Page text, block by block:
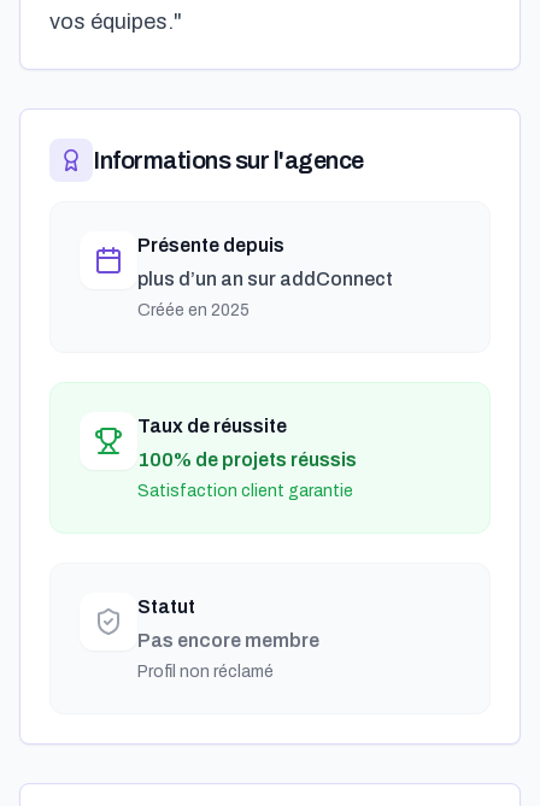
vos équipes."
Informations sur l'agence
Présente depuis
plus d’un an sur addConnect
Créée en 2025
Taux de réussite
100% de projets réussis
Satisfaction client garantie
Statut
Pas encore membre
Profil non réclamé